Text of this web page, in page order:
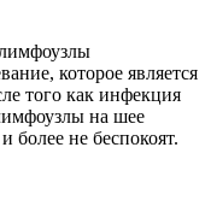
которое является
того как инфекция
на шее
не беспокоят.